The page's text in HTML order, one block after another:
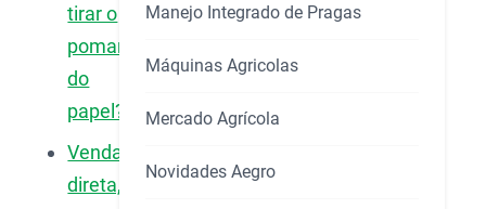
tirar o
pomar
do
papel?
Venda
direta,
Manejo Integrado de Pragas
Máquinas Agricolas
Mercado Agrícola
Novidades Aegro